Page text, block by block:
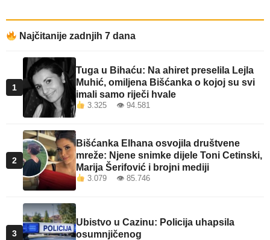
Najčitanije zadnjih 7 dana
1
Tuga u Bihaću: Na ahiret preselila Lejla
Muhić, omiljena Bišćanka o kojoj su svi
imali samo riječi hvale
3.325 👁 94.581
2
Bišćanka Elhana osvojila društvene
mreže: Njene snimke dijele Toni Cetinski,
Marija Šerifović i brojni mediji
3.079 👁 85.746
3
Ubistvo u Cazinu: Policija uhapsila
osumnjičenog